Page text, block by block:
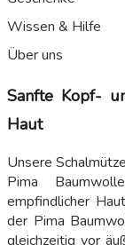
Wissen & Hilfe
Über uns
Sanfte Kopf-
Haut
Unsere
Pima
empfindlicher
der Pima
gleichzeitig vor